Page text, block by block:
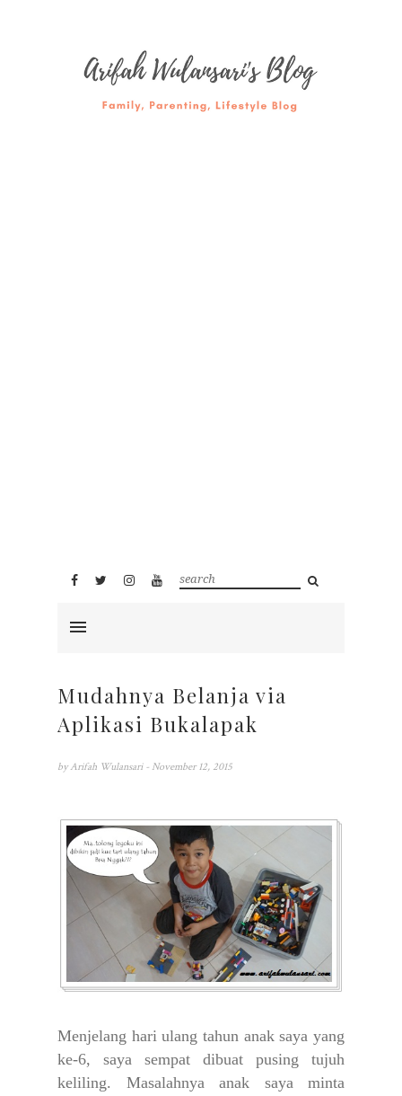
Mudahnya Belanja via
Aplikasi Bukalapak
by Arifah Wulansari - November 12, 2015
Menjelang hari ulang tahun anak saya yang
ke-6, saya sempat dibuat pusing tujuh
keliling. Masalahnya anak saya minta